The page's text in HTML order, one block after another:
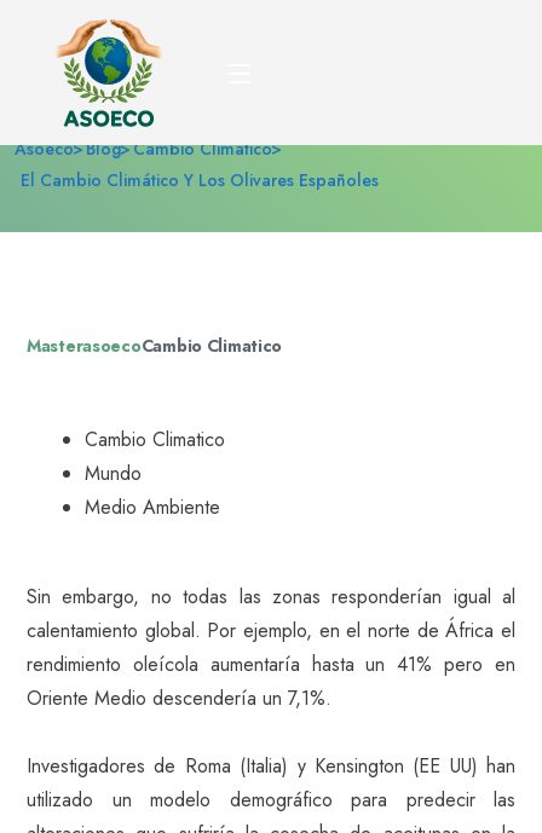
El cambio climático y los
olivares españoles
Asoeco Blog Cambio Climatico
El Cambio Climático Y Los Olivares Españoles
MasterasoecoCambio Climatico
Cambio Climatico
Mundo
Medio Ambiente
Sin embargo, no todas las zonas responderían igual al
calentamiento global. Por ejemplo, en el norte de África el
rendimiento oleícola aumentaría hasta un 41% pero en
Oriente Medio descendería un 7,1%.
Investigadores de Roma (Italia) y Kensington (EE UU) han
utilizado un modelo demográfico para predecir las